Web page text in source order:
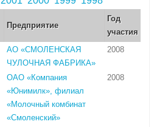
Предприятие
Год
участия
АО «СМОЛЕНСКАЯ
ЧУЛОЧНАЯ ФАБРИКА»
2008
ОАО «Компания
«Юнимилк», филиал
«Молочный комбинат
«Смоленский»
2008